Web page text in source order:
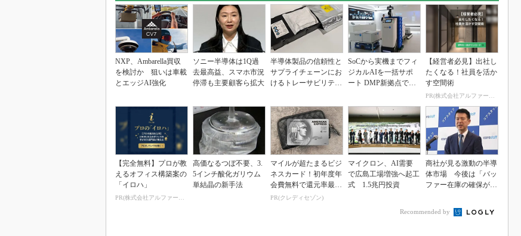
NXP、Ambarella買収
を検討か 狙いは車載
とエッジAI強化
ソニー半導体は1Q過
去最高益、スマホ市況
停滞も主要顧客ら拡大
半導体製品の信頼性と
サプライチェーンにお
けるトレーサビリティ
SoCから実機までフィ
ジカルAIを一括サポ
ート DMP新拠点で展
【経営者必見】出社し
たくなる！社員を活か
す空間術
PR(株式会社アルファーテクノ)
【完全無料】プロが教
えるオフィス構築案の
「イロハ」
PR(株式会社アルファーテクノ)
高価なるつぼ不要、3.
5インチ酸化ガリウム
単結晶の新手法
マイルが超たまるビジ
ネスカード！初年度年
会費無料で還元率最大
1.125%
PR(クレディセゾン)
マイクロン、AI需要
で広島工場増強へ起工
式 1.5兆円投資
商社が見る激動の半導
体市場 今後は「バッ
ファー在庫の確保が重
Recommended by